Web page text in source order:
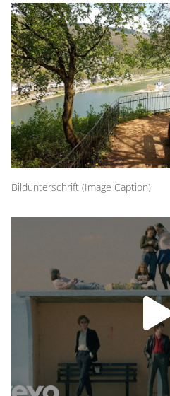
Bildunterschrift (Image Caption)